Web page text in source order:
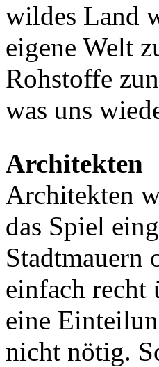
wildes Land
eigene Welt
Rohstoffe
was uns
Architekten
Architekten
das Spiel
Stadtmauern
einfach recht
eine
nicht nötig.